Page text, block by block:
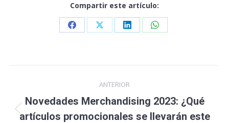
Compartir este artículo:
Share
Facebook
Share
X
Share
LinkedIn
Share
WhatsApp
publicaciones
ANTERIOR
Publicación
Novedades Merchandising 2023: ¿Qué
artículos promocionales se llevarán este